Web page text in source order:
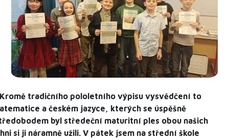
tradičního pololetního výpisu vysvědčení to
a českém jazyce, kterých se úspěšně
byl středeční maturitní ples obou našich
si ji náramně užili. V pátek jsem na střední škole